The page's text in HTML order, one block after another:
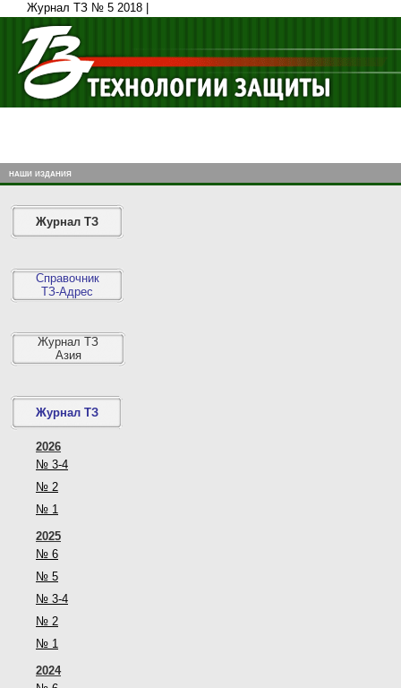
Журнал ТЗ № 5 2018 |
наши издания
Журнал ТЗ
Справочник
ТЗ-Адрес
Журнал ТЗ
Азия
Журнал ТЗ
2026
№ 3-4
№ 2
№ 1
2025
№ 6
№ 5
№ 3-4
№ 2
№ 1
2024